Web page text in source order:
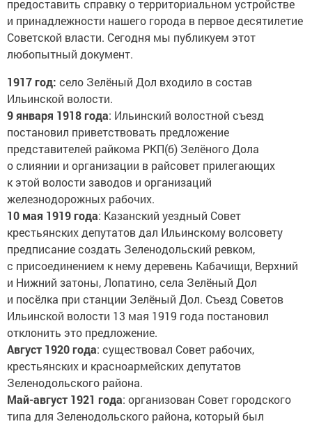
предоставить справку о территориальном устройстве
и принадлежности нашего города в первое десятилетие
Советской власти. Сегодня мы публикуем этот
любопытный документ.
1917 год: село Зелёный Дол входило в состав
Ильинской волости.
9 января 1918 года: Ильинский волостной съезд
постановил приветствовать предложение
представителей райкома РКП(б) Зелёного Дола
о слиянии и организации в райсовет прилегающих
к этой волости заводов и организаций
железнодорожных рабочих.
10 мая 1919 года: Казанский уездный Совет
крестьянских депутатов дал Ильинскому волсовету
предписание создать Зеленодольский ревком,
с присоединением к нему деревень Кабачищи, Верхний
и Нижний затоны, Лопатино, села Зелёный Дол
и посёлка при станции Зелёный Дол. Съезд Советов
Ильинской волости 13 мая 1919 года постановил
отклонить это предложение.
Август 1920 года: существовал Совет рабочих,
крестьянских и красноармейских депутатов
Зеленодольского района.
Май-август 1921 года: организован Совет городского
типа для Зеленодольского района, который был